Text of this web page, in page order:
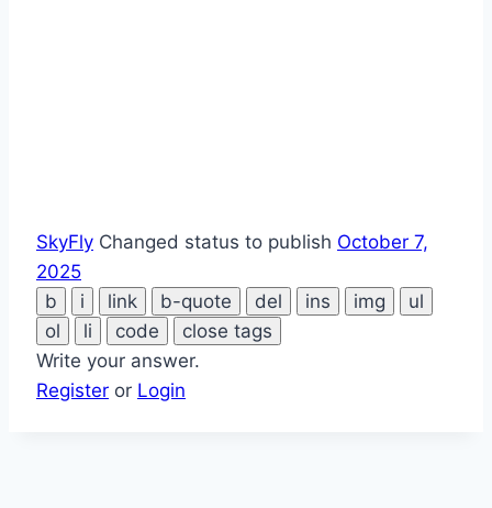
SkyFly Changed status to publish October 7,
2025
Write your answer.
Register or Login